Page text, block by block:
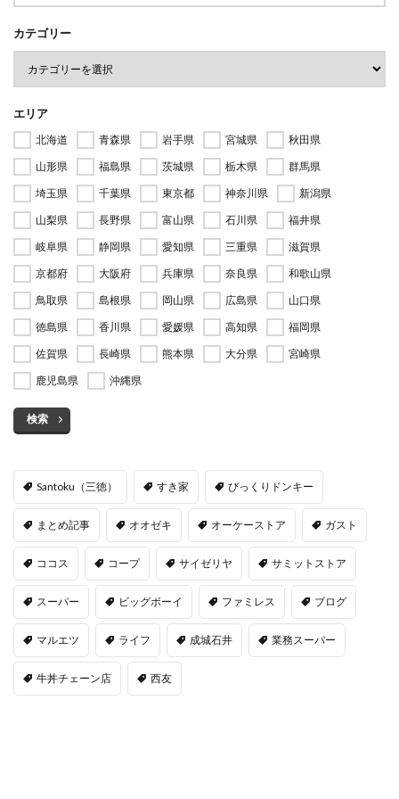
カテゴリー
エリア
北海道 青森県 岩手県 宮城県
秋田県
山形県
福島県 茨城県 栃木県
群馬県
埼玉県
千葉県 東京都 神奈川県
新潟県
山梨県
長野県 富山県 石川県
福井県
岐阜県
静岡県 愛知県 三重県
滋賀県
京都府
大阪府 兵庫県 奈良県
和歌山県
鳥取県
島根県 岡山県 広島県
山口県
徳島県
香川県 愛媛県 高知県
福岡県
佐賀県
長崎県 熊本県 大分県
宮崎県
鹿児島県
沖縄県
検索
Santoku（三徳） すき家 びっくりドンキー
まとめ記事 オオゼキ オーケーストア ガスト
ココス コープ サイゼリヤ サミットストア
スーパー ビッグボーイ ファミレス ブログ
マルエツ ライフ 成城石井 業務スーパー
牛丼チェーン店 西友